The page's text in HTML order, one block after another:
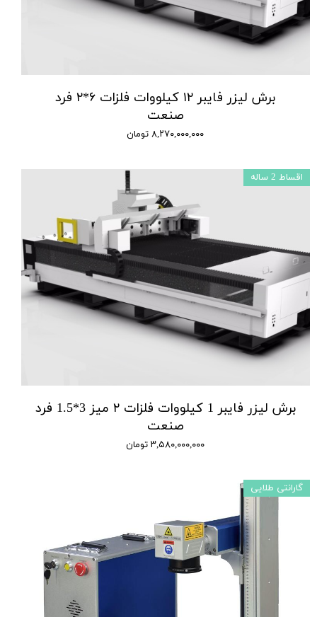
برش لیزر فایبر ۱۲ کیلووات فلزات ۶*۲ فرد
صنعت
۸,۲۷۰,۰۰۰,۰۰۰ تومان
برش لیزر فایبر 1 کیلووات فلزات ۲ میز 3*1.5 فرد
صنعت
۳,۵۸۰,۰۰۰,۰۰۰ تومان
اقساط 2 ساله
گارانتی طلایی